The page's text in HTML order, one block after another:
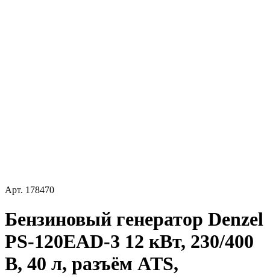
Арт. 178470
Бензиновый генератор Denzel
PS-120EAD-3 12 кВт, 230/400
В, 40 л, разъём ATS,